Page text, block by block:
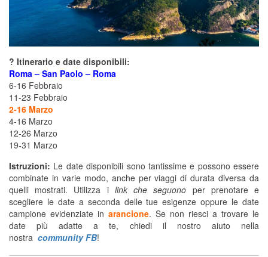
? Itinerario e date disponibili:
Roma – San Paolo – Roma
6-16 Febbraio
11-23 Febbraio
2-16 Marzo
4-16 Marzo
12-26 Marzo
19-31 Marzo
Istruzioni: Le date disponibili sono tantissime e possono essere
combinate in varie modo, anche per viaggi di durata diversa da
quelli mostrati. Utilizza i link che seguono per prenotare e
scegliere le date a seconda delle tue esigenze oppure le date
campione evidenziate in arancione. Se non riesci a trovare le
date più adatte a te, chiedi il nostro aiuto nella
nostra community FB!